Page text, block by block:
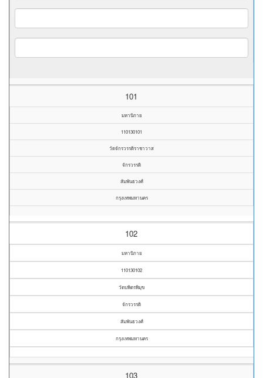
101
มหานิกาย
110130101
วัดจักรวรรดิราชาวาส
จักรวรรดิ
สัมพันธวงศ์
กรุงเทพมหานคร
102
มหานิกาย
110130102
วัดบพิตรพิมุข
จักรวรรดิ
สัมพันธวงศ์
กรุงเทพมหานคร
103